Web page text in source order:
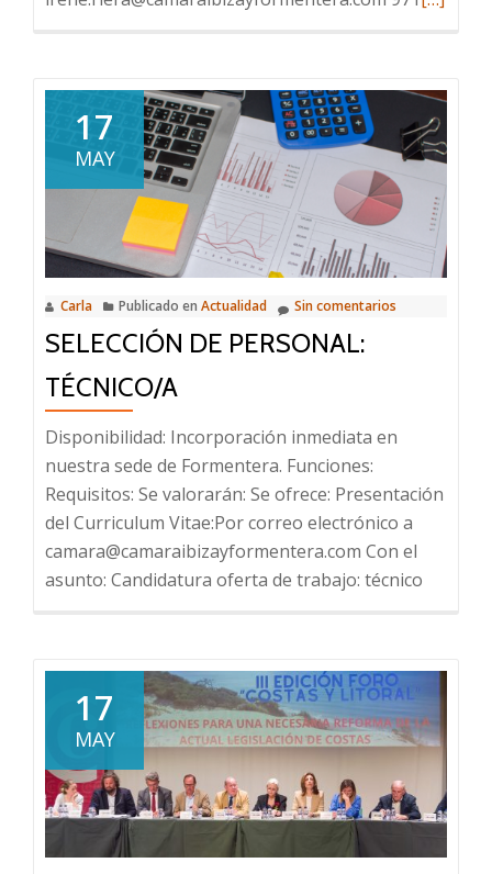
Sostenibilidad
Económica,
y
Ambiental
en
el
de
Ayudas
del
Kit
17
MAY
Carla Publicado en Actualidad Sin comentarios
SELECCIÓN DE PERSONAL:
TÉCNICO/A
Disponibilidad: Incorporación inmediata en
nuestra sede de Formentera. Funciones:
Requisitos: Se valorarán: Se ofrece: Presentación
del Curriculum Vitae:Por correo electrónico a
camara@camaraibizayformentera.com Con el
asunto: Candidatura oferta de trabajo: técnico
17
MAY